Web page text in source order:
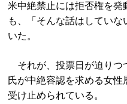
米中絶禁止には拒否権を発
も、「そんな話はしてい
いた。
それが、投票日が迫りつ
氏が中絶容認を求める女性
受け止められている。